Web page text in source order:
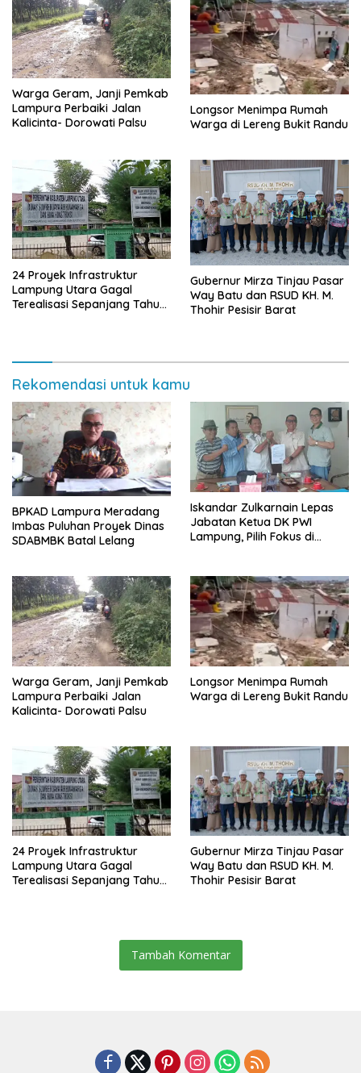
Warga Geram, Janji Pemkab
Lampura Perbaiki Jalan
Kalicinta- Dorowati Palsu
Longsor Menimpa Rumah
Warga di Lereng Bukit Randu
24 Proyek Infrastruktur
Lampung Utara Gagal
Terealisasi Sepanjang Tahun
Gubernur Mirza Tinjau Pasar
Way Batu dan RSUD KH. M.
Thohir Pesisir Barat
Rekomendasi untuk kamu
BPKAD Lampura Meradang
Imbas Puluhan Proyek Dinas
SDABMBK Batal Lelang
Iskandar Zulkarnain Lepas
Jabatan Ketua DK PWI
Lampung, Pilih Fokus di
Warga Geram, Janji Pemkab
Lampura Perbaiki Jalan
Kalicinta- Dorowati Palsu
Longsor Menimpa Rumah
Warga di Lereng Bukit Randu
24 Proyek Infrastruktur
Lampung Utara Gagal
Terealisasi Sepanjang Tahun
Gubernur Mirza Tinjau Pasar
Way Batu dan RSUD KH. M.
Thohir Pesisir Barat
Tambah Komentar